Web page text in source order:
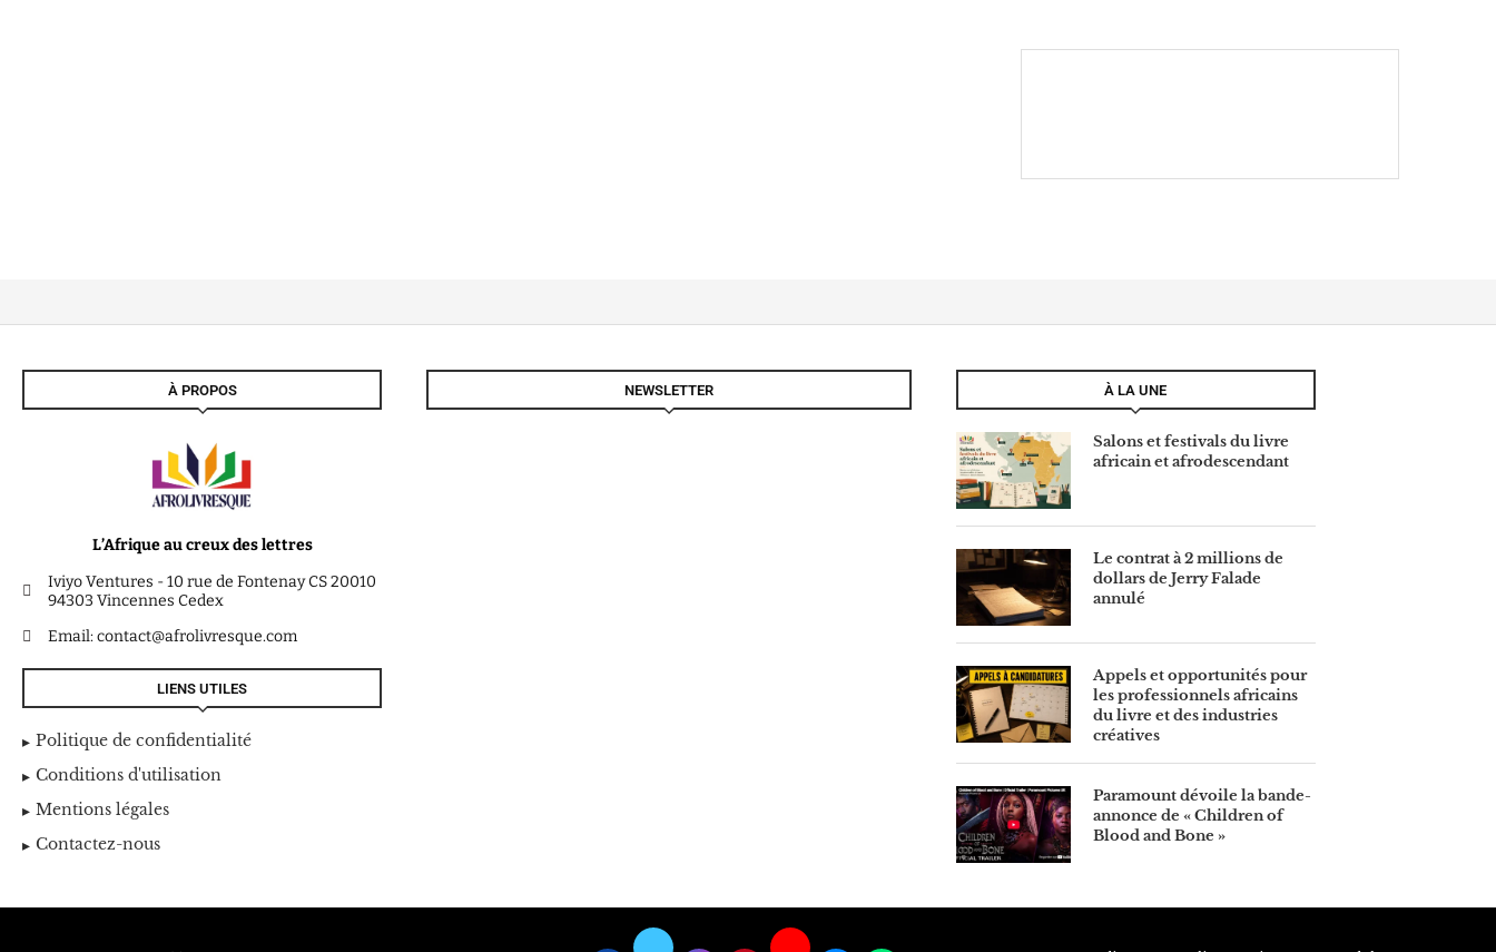
À PROPOS
L’Afrique au creux des lettres
Iviyo Ventures - 10 rue de Fontenay CS 20010
94303 Vincennes Cedex
Email: contact@afrolivresque.com
LIENS UTILES
Politique de confidentialité
Conditions d'utilisation
Mentions légales
Contactez-nous
NEWSLETTER À LA UNE
Salons et festivals du livre
africain et afrodescendant
Le contrat à 2 millions de
dollars de Jerry Falade
annulé
Appels et opportunités pour
les professionnels africains
du livre et des industries
créatives
Paramount dévoile la bande-
annonce de « Children of
Blood and Bone »